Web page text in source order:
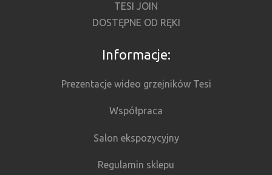
TESI JOIN
DOSTĘPNE OD RĘKI
Informacje:
Prezentacje wideo grzejników Tesi
Współpraca
Salon ekspozycyjny
Regulamin sklepu